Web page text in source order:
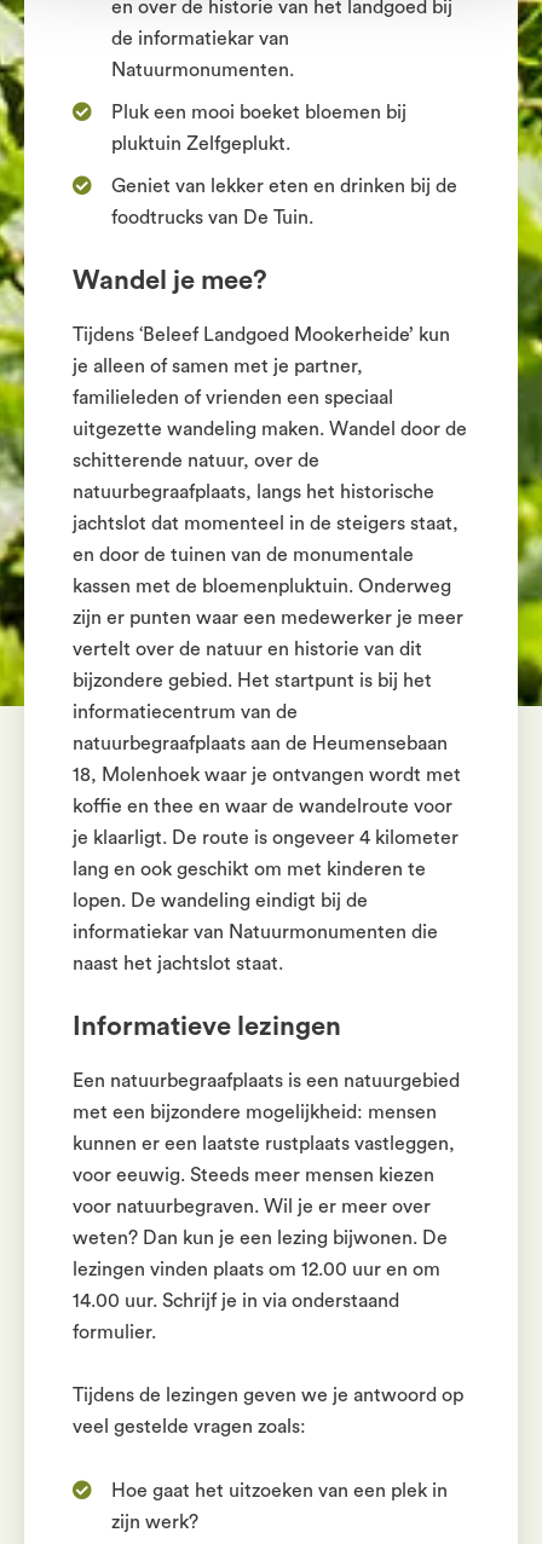
en over de historie van het landgoed bij
de informatiekar van
Natuurmonumenten.
Pluk een mooi boeket bloemen bij
pluktuin Zelfgeplukt.
Geniet van lekker eten en drinken bij de
foodtrucks van De Tuin.
Wandel je mee?
Tijdens ‘Beleef Landgoed Mookerheide’ kun
je alleen of samen met je partner,
familieleden of vrienden een speciaal
uitgezette wandeling maken. Wandel door de
schitterende natuur, over de
natuurbegraafplaats, langs het historische
jachtslot dat momenteel in de steigers staat,
en door de tuinen van de monumentale
kassen met de bloemenpluktuin. Onderweg
zijn er punten waar een medewerker je meer
vertelt over de natuur en historie van dit
bijzondere gebied. Het startpunt is bij het
informatiecentrum van de
natuurbegraafplaats aan de Heumensebaan
18, Molenhoek waar je ontvangen wordt met
koffie en thee en waar de wandelroute voor
je klaarligt. De route is ongeveer 4 kilometer
lang en ook geschikt om met kinderen te
lopen. De wandeling eindigt bij de
informatiekar van Natuurmonumenten die
naast het jachtslot staat.
Informatieve lezingen
Een natuurbegraafplaats is een natuurgebied
met een bijzondere mogelijkheid: mensen
kunnen er een laatste rustplaats vastleggen,
voor eeuwig. Steeds meer mensen kiezen
voor natuurbegraven. Wil je er meer over
weten? Dan kun je een lezing bijwonen. De
lezingen vinden plaats om 12.00 uur en om
14.00 uur. Schrijf je in via onderstaand
formulier.
Tijdens de lezingen geven we je antwoord op
veel gestelde vragen zoals:
Hoe gaat het uitzoeken van een plek in
zijn werk?